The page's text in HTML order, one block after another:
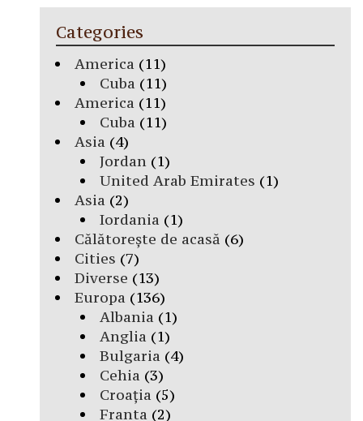
Categories
America (11)
Cuba (11)
America (11)
Cuba (11)
Asia (4)
Jordan(1)
United Arab Emirates (1)
Asia (2)
Iordania (1)
Călătorește de acasă (6)
Cities (7)
Diverse (13)
Europa (136)
Albania (1)
Anglia (1)
Bulgaria (4)
Cehia (3)
Croația (5)
Franta (2)